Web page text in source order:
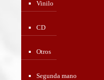
Vinilo
CD
Otros
Segunda mano